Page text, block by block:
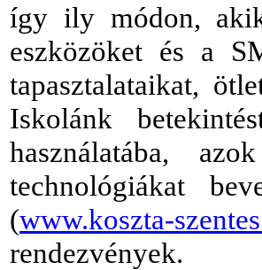
így ily módon,
eszközöket és a
tapasztalataikat,
Iskolánk
használatába,
technológiákat
(www.koszta-
rendezvények.